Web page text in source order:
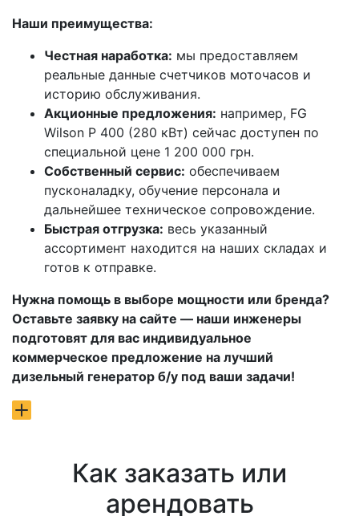
Наши преимущества:
Честная наработка: мы предоставляем
реальные данные счетчиков моточасов и
историю обслуживания.
Акционные предложения: например, FG
Wilson P 400 (280 кВт) сейчас доступен по
специальной цене 1 200 000 грн.
Собственный сервис: обеспечиваем
пусконаладку, обучение персонала и
дальнейшее техническое сопровождение.
Быстрая отгрузка: весь указанный
ассортимент находится на наших складах и
готов к отправке.
Нужна помощь в выборе мощности или бренда?
Оставьте заявку на сайте — наши инженеры
подготовят для вас индивидуальное
коммерческое предложение на лучший
дизельный генератор б/у под ваши задачи!
Как заказать или
арендовать